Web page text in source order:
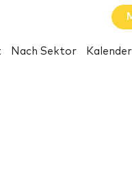
Nach Sektor Kalender